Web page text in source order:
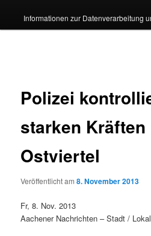
Informationen zur Datenverarbeitung
Polizei
starken Kräften
Ostviertel
Veröffentlicht am8. November 2013
Fr, 8. Nov. 2013
Aachener Nachrichten – Stadt /